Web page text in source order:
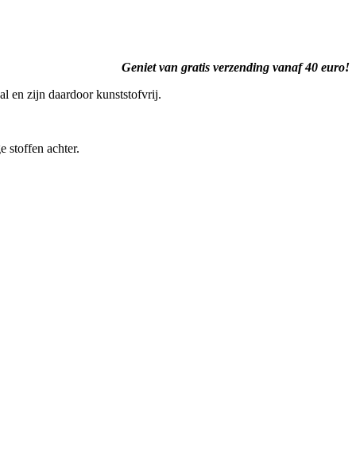
Geniet van gratis verzending vanaf 40 euro!
en zijn daardoor kunststofvrij.
stoffen achter.